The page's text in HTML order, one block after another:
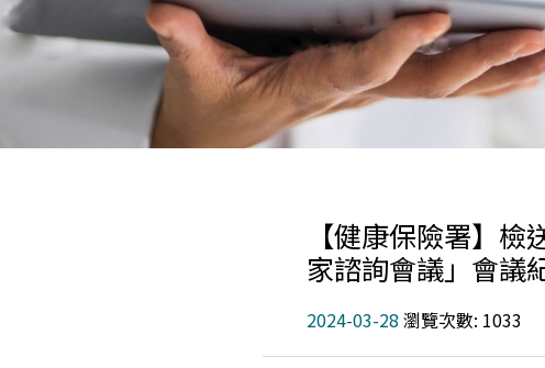
【健康保險署】
家諮詢會議」會議
2024-03-28 瀏覽次數: 1033